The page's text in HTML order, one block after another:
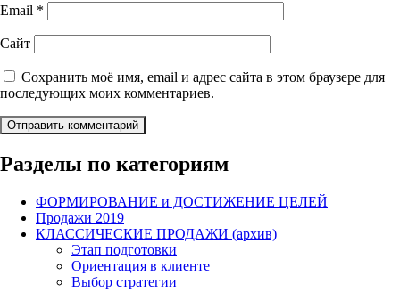
Email *
Сайт
Сохранить моё имя, email и адрес сайта в этом браузере для
последующих моих комментариев.
Разделы по категориям
ФОРМИРОВАНИЕ и ДОСТИЖЕНИЕ ЦЕЛЕЙ
Продажи 2019
КЛАССИЧЕСКИЕ ПРОДАЖИ (архив)
Этап подготовки
Ориентация в клиенте
Выбор стратегии